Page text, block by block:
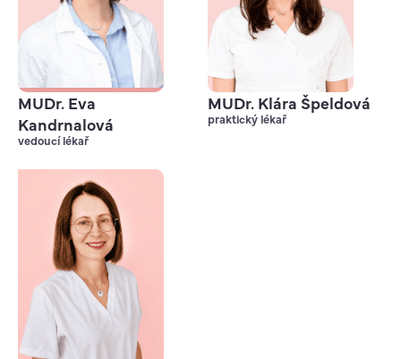
MUDr. Eva
Kandrnalová
vedoucí lékař
MUDr. Klára Špeldová
praktický lékař